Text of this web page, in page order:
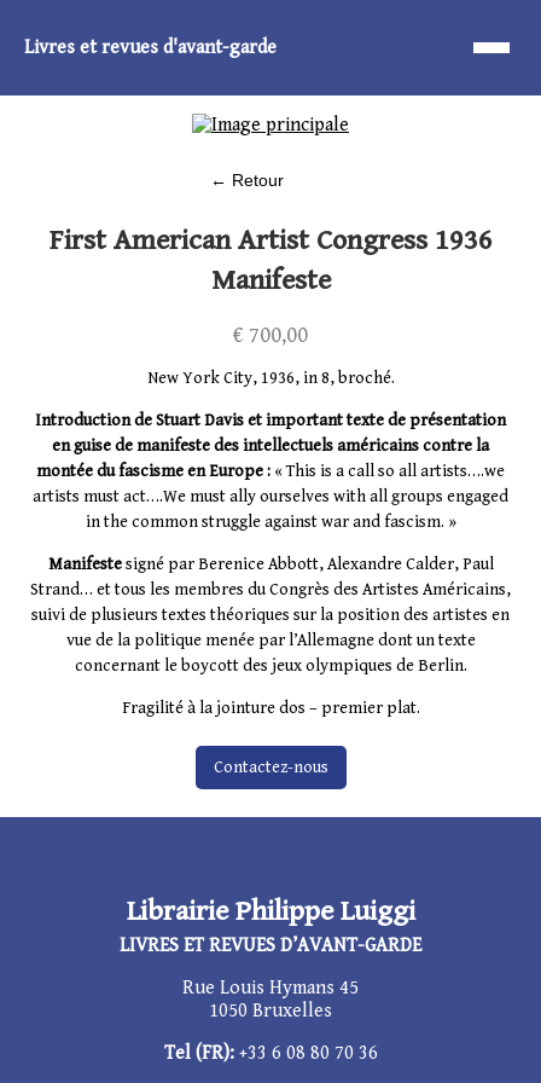
Livres et revues d'avant-garde
Nos livres
Qui sommes nous ?
Catalogues
← Retour
First American Artist Congress 1936
Manifeste
€ 700,00
New York City, 1936, in 8, broché.
Introduction de Stuart Davis et important texte de présentation
en guise de manifeste des intellectuels américains contre la
montée du fascisme en Europe : « This is a call so all artists….we
artists must act….We must ally ourselves with all groups engaged
in the common struggle against war and fascism. »
Manifestesigné par Berenice Abbott, Alexandre Calder, Paul
Strand… et tous les membres du Congrès des Artistes Américains,
suivi de plusieurs textes théoriques sur la position des artistes en
vue de la politique menée par l’Allemagne dont un texte
concernant le boycott des jeux olympiques de Berlin.
Fragilité à la jointure dos – premier plat.
Contactez-nous
Librairie Philippe Luiggi
LIVRES ET REVUES D’AVANT-GARDE
Rue Louis Hymans 45
1050 Bruxelles
Tel (FR):+33 6 08 80 70 36